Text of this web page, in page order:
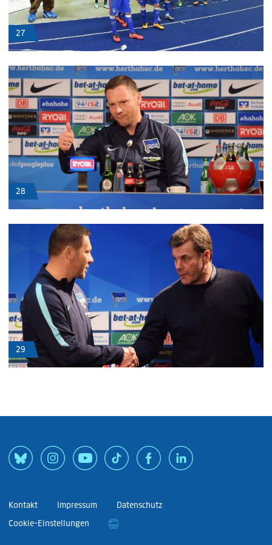
27
28
29
Kontakt Impressum
Datenschutz
Cookie-Einstellungen